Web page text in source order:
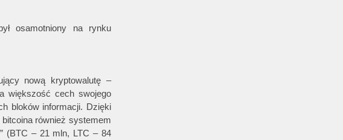
osamotniony na rynku
nową kryptowalutę –
większość cech swojego
bloków informacji. Dzięki
również systemem
(BTC – 21 mln, LTC – 84